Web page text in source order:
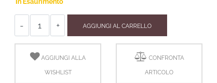
AGGIUNGI AL CARRELLO
AGGIUNGI ALLA
WISHLIST
CONFRONTA
ARTICOLO